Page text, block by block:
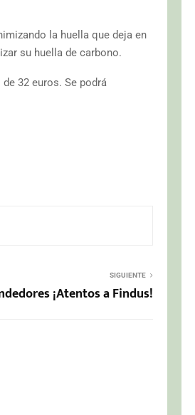
la huella que deja en
su huella de carbono.
32 euros. Se podrá
SIGUIENTE
¡Atentos a Findus!